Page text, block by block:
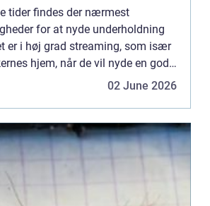
tider findes der nærmest
for at nyde underholdning
er i høj grad streaming, som især
hjem, når de vil nyde en god
og venner. Af streaming sider
02 June 2026